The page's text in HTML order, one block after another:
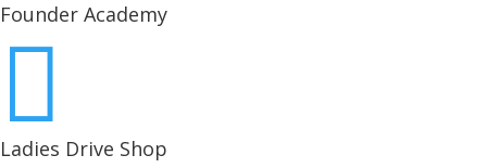
Founder Academy

Ladies Drive Shop